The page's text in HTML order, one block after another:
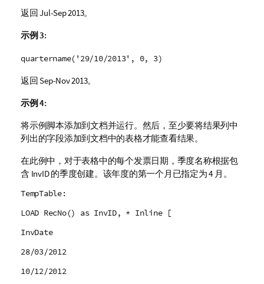
返回Jul-Sep 2013。
示例 3:
quartername('29/10/2013', 0, 3)
返回Sep-Nov 2013。
示例 4:
将示例脚本添加到文档并运行。然后，至少要将结果列中
列出的字段添加到文档中的表格才能查看结果。
在此例中，对于表格中的每个发票日期，季度名称根据包
含 InvID的季度创建。该年度的第一个月已指定为 4 月。
TempTable:
LOAD RecNo() as InvID, * Inline [
InvDate
28/03/2012
10/12/2012